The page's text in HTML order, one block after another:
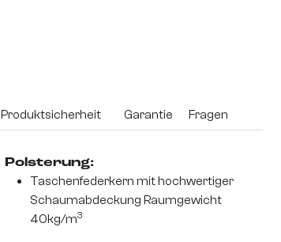
Produktsicherheit Garantie Fragen
Polsterung:
Taschenfederkern mit hochwertiger
Schaumabdeckung Raumgewicht
40kg/m3